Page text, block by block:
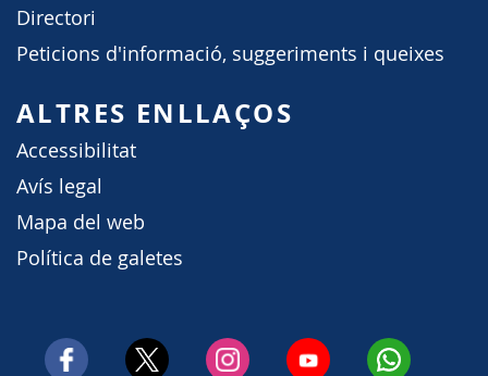
Directori
Peticions d'informació, suggeriments i queixes
ALTRES ENLLAÇOS
Accessibilitat
Avís legal
Mapa del web
Política de galetes